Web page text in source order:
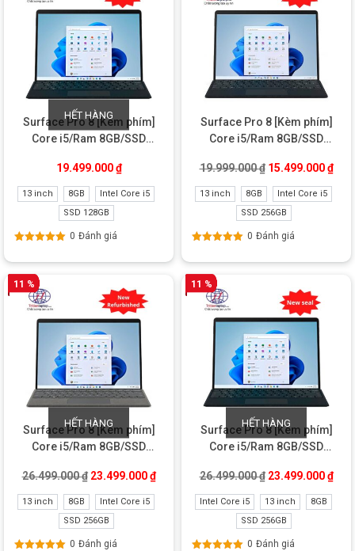
HẾT HÀNG
Surface Pro 8 [Kèm phím]
Core i5/Ram 8GB/SSD
19.499.000₫
13 inch 8GB
Intel Core i5
SSD 128GB
0 Đánh giá
Surface Pro 8 [Kèm phím]
Core i5/Ram 8GB/SSD
19.999.000₫ Giá gốc là:
15.499.000₫Giá
13 inch 8GB
Intel Core i5
SSD 256GB
0 Đánh giá
11 %
HẾT HÀNG
Surface Pro 8 [Kèm phím]
Core i5/Ram 8GB/SSD
26.499.000₫ Giá gốc là: 26.499.000 ₫.
23.499.000₫Giá hiện tại là: 23.499.000 ₫.
13 inch 8GB
Intel Core i5
SSD 256GB
0 Đánh giá
11 %
HẾT HÀNG
Surface Pro 8 [Kèm phím]
Core i5/Ram 8GB/SSD
26.499.000₫ Giá gốc là:
23.499.000₫Giá
Intel Core i5 13 inch
8GB
SSD 256GB
0 Đánh giá